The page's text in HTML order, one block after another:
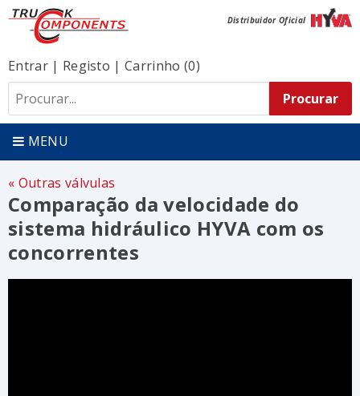
Distribuidor Oficial
Entrar| Registo |Carrinho (0)
MENU
Outras válvulas
Comparação da velocidade do
sistema hidráulico HYVA com os
concorrentes